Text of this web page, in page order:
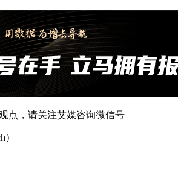
点，请关注艾媒咨询微信号
）